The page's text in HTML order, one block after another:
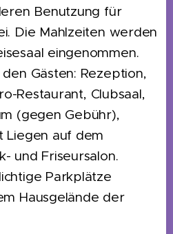
Benutzung für
Die Mahlzeiten werden
eingenommen.
Gästen: Rezeption,
Restaurant, Clubsaal,
(gegen Gebühr),
Liegen auf dem
und Friseursalon.
Parkplätze
Hausgelände der